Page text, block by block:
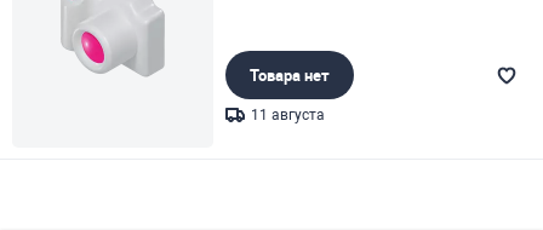
Товара нет
11 августа